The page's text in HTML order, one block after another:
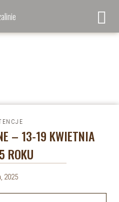
– 13-19 KWIETNIA
ROKU
2025